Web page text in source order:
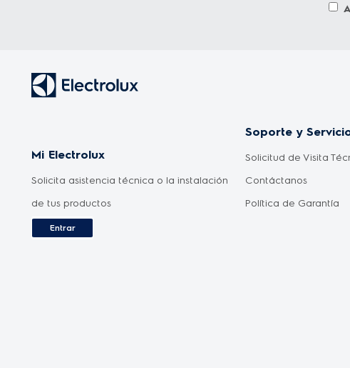
Mi Electrolux
Solicita asistencia técnica o la instalación
de tus productos
Entrar
Soporte y
Solicitud de Visita
Contáctanos
Política de Garantía